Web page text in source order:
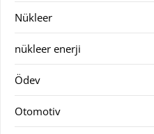
Nükleer
nükleer enerji
Ödev
Otomotiv